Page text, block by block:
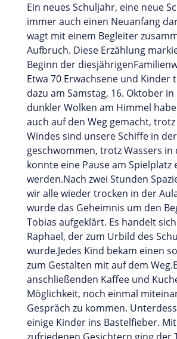
Ein neues Schuljahr, eine neue
immer auch einen Neuanfang
wagt mit einem Begleiter
Aufbruch. Diese Erzählung
Beginn der
Etwa 70 Erwachsene und Kinder
dazu am Samstag, 16. Oktober
dunkler Wolken am Himmel
auch auf den Weg gemacht,
Windes sind unsere Schiffe in
geschwommen, trotz Wassers in
konnte eine Pause am Spielplatz
werden.Nach zwei Stunden
wir alle wieder trocken in der
wurde das Geheimnis um den
Tobias aufgeklärt. Es handelt
Raphael, der zum Urbild des
wurde.Jedes Kind bekam einen
zum Gestalten mit auf dem
anschließenden Kaffee und
Möglichkeit, noch einmal
Gespräch zu kommen.
einige Kinder ins Bastelfieber.